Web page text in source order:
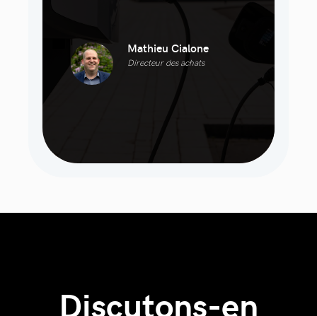
Mathieu Cialone
Directeur des achats
Discutons-en